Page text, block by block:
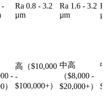
-
Ra 0.8 - 3.2
µm
Ra 1.6 - 3.2
µm
-
）
高（$10,000
-
$100,000+）
中高
（$8,000 -
$20,000+）